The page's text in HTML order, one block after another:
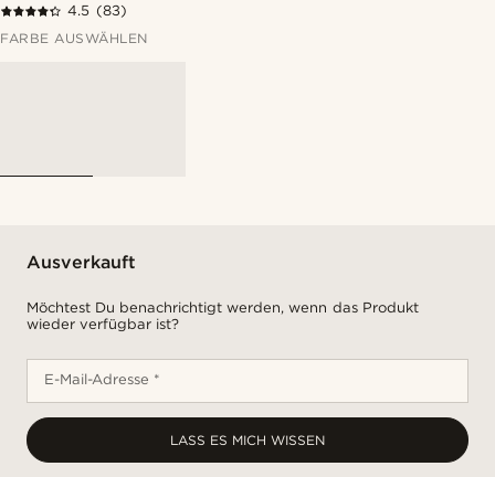
4.5 (83)
FARBE AUSWÄHLEN
Ausverkauft
Möchtest Du benachrichtigt werden, wenn das Produkt
wieder verfügbar ist?
E-Mail-Adresse *
LASS ES MICH WISSEN